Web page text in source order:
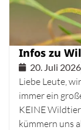
Infos zu
20. Juli 2026
Liebe Leute,
immer ein
KEINE
kümmern uns